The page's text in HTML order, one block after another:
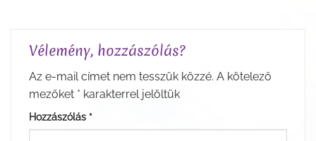
Vélemény, hozzászólás?
Az e-mail címet nem tesszük közzé. A kötelező
mezőket * karakterrel jelöltük
Hozzászólás *